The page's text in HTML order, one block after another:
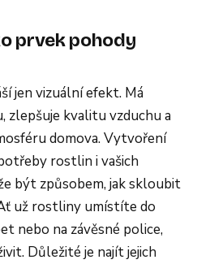
prvek pohody
jen vizuální efekt. Má
zlepšuje kvalitu vzduchu a
domova. Vytvoření
rostlin i vašich
být způsobem, jak skloubit
už rostliny umístíte do
nebo na závěsné police,
Důležité je najít jejich